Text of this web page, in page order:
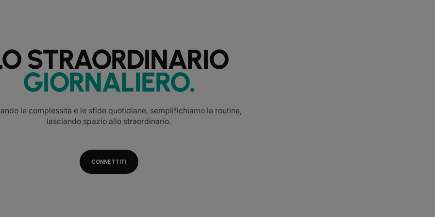
STRAORDINARIO
GIORNALIERO.
le complessità e le sfide quotidiane, semplifichiamo la routine,
lasciando spazio allo straordinario.
CONNETTITI